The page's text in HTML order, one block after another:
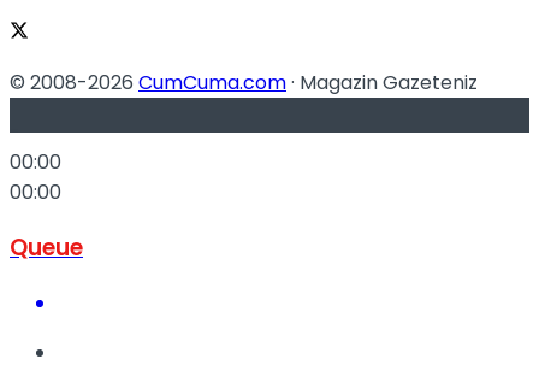
View All Result
© 2008-2026 CumCuma.com· Magazin Gazeteniz
-
00:00
00:00
Queue